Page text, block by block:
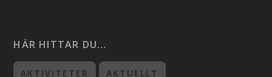
HÄR HITTAR DU…
AKTIVITETER AKTUELLT